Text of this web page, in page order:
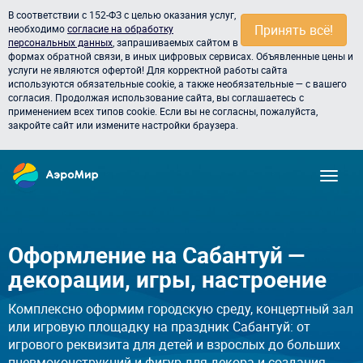
Принять всё!
В соответствии с 152-ФЗ с целью оказания услуг,
необходимосогласие на обработку
персональных данных , запрашиваемых сайтом в
формах обратной связи, в иных цифровых сервисах. Объявленные цены и
услуги не являются офертой! Для корректной работы сайта
используются обязательные cookie, а также необязательные — с вашего
согласия. Продолжая использование сайта, вы соглашаетесь с
применением всех типов cookie. Если вы не согласны, пожалуйста,
закройте сайт или измените настройки браузера.
Оформление на Сабантуй —
декорации, игры, настроение
Комплексно оформим городскую среду, концертный зал
или игровую площадку на праздник Сабантуй: от
игрового реквизита для детей и взрослых до больших